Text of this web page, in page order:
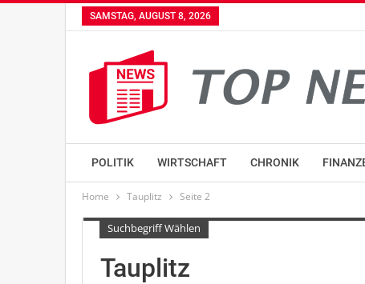
SAMSTAG, AUGUST 8, 2026
POLITIK WIRTSCHAFT CHRONIK
Home Tauplitz Seite 2
Suchbegriff Wählen
Tauplitz